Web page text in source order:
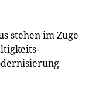
stehen im Zuge
–